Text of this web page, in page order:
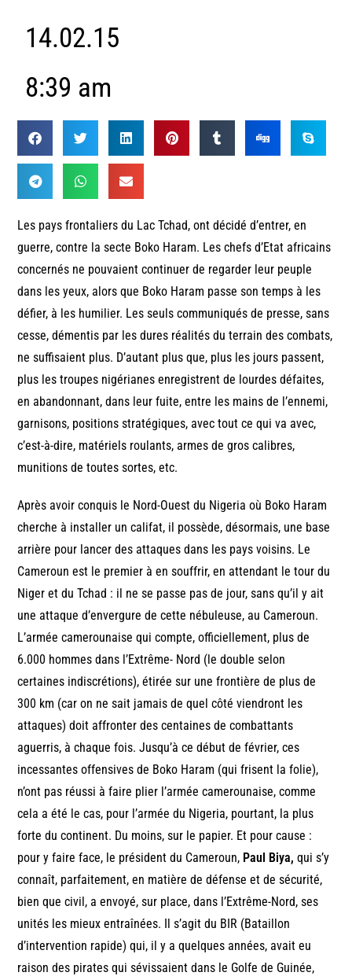
14.02.15
8:39 am
Les pays frontaliers du Lac Tchad, ont décidé d’entrer, en
guerre, contre la secte Boko Haram. Les chefs d’Etat africains
concernés ne pouvaient continuer de regarder leur peuple
dans les yeux, alors que Boko Haram passe son temps à les
défier, à les humilier. Les seuls communiqués de presse, sans
cesse, démentis par les dures réalités du terrain des combats,
ne suffisaient plus. D’autant plus que, plus les jours passent,
plus les troupes nigérianes enregistrent de lourdes défaites,
en abandonnant, dans leur fuite, entre les mains de l’ennemi,
garnisons, positions stratégiques, avec tout ce qui va avec,
c’est-à-dire, matériels roulants, armes de gros calibres,
munitions de toutes sortes, etc.
Après avoir conquis le Nord-Ouest du Nigeria où Boko Haram
cherche à installer un califat, il possède, désormais, une base
arrière pour lancer des attaques dans les pays voisins. Le
Cameroun est le premier à en souffrir, en attendant le tour du
Niger et du Tchad : il ne se passe pas de jour, sans qu’il y ait
une attaque d’envergure de cette nébuleuse, au Cameroun.
L’armée camerounaise qui compte, officiellement, plus de
6.000 hommes dans l’Extrême- Nord (le double selon
certaines indiscrétions), étirée sur une frontière de plus de
300 km (car on ne sait jamais de quel côté viendront les
attaques) doit affronter des centaines de combattants
aguerris, à chaque fois. Jusqu’à ce début de février, ces
incessantes offensives de Boko Haram (qui frisent la folie),
n’ont pas réussi à faire plier l’armée camerounaise, comme
cela a été le cas, pour l’armée du Nigeria, pourtant, la plus
forte du continent. Du moins, sur le papier. Et pour cause :
pour y faire face, le président du Cameroun, Paul Biya,qui s’y
connaît, parfaitement, en matière de défense et de sécurité,
bien que civil, a envoyé, sur place, dans l’Extrême-Nord, ses
unités les mieux entraînées. Il s’agit du BIR (Bataillon
d’intervention rapide) qui, il y a quelques années, avait eu
raison des pirates qui sévissaient dans le Golfe de Guinée,